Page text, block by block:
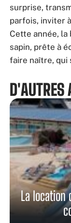
surprise,
parfois, inviter
Cette année, la
sapin, prête à
faire naître, qui
D'AUTRES
La location